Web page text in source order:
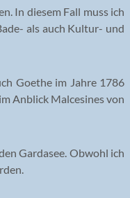
In diesem Fall muss ich
als auch Kultur- und
Goethe im Jahre 1786
Anblick Malcesines von
Gardasee. Obwohl ich